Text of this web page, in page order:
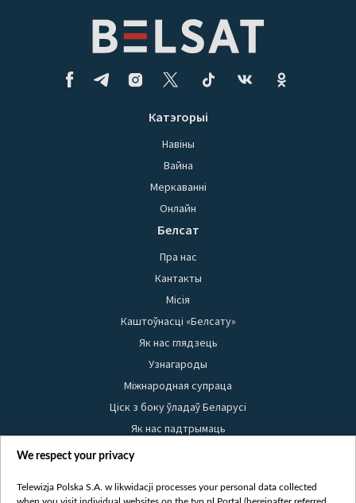
Катэгорыі
Навіны
Вайна
Меркаванні
Онлайн
Белсат
Пра нас
Кантакты
Місія
Каштоўнасці «Белсату»
Як нас глядзець
Узнагароды
Міжнародная супраца
Ціск з боку ўладаў Беларусі
Як нас падтрымаць
Правілы выкарыстання матэрыялаў
Бяспека
We respect your privacy
Telewizja Polska S.A. w likwidacji processes your personal data collected